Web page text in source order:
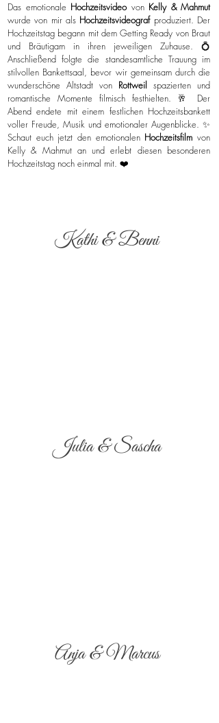
Das emotionale Hochzeitsvideovon Kelly & Mahmut
wurde von mir als Hochzeitsvideograf produziert. Der
Hochzeitstag begann mit dem Getting Ready von Braut
und Bräutigam in ihren jeweiligen Zuhause. 💍
Anschließend folgte die standesamtliche Trauung im
stilvollen Bankettsaal, bevor wir gemeinsam durch die
wunderschöne Altstadt von Rottweil spazierten und
romantische Momente filmisch festhielten. 🥂 Der
Abend endete mit einem festlichen Hochzeitsbankett
voller Freude, Musik und emotionaler Augenblicke. ✨
Schaut euch jetzt den emotionalen Hochzeitsfilmvon
Kelly & Mahmut an und erlebt diesen besonderen
Hochzeitstag noch einmal mit. ❤️
Kathi & Benni
Julia & Sascha
Anja & Marcus